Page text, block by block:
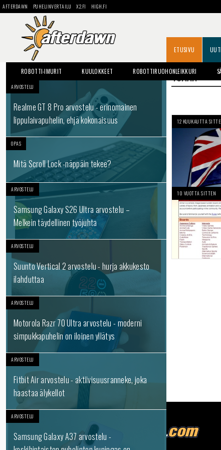
AFTERDAWN PUHELINVERTAILU X2.FI HIGH.FI
ETUSIVU
ROBOTTI-IMURIT KUULOKKEET ROBOTTIRUOHONLEIKKURI
ARVOSTELU
Realme GT 8 Pro arvostelu - erinomainen
lippulaivapuhelin, ehjä kokonaisuus
OPAS
Mitä Scroll Lock -näppäin tekee?
ARVOSTELU
Samsung Galaxy S26 Ultra arvostelu –
Melkein täydellinen työjuhta
ARVOSTELU
Suunto Vertical 2 arvostelu - hurja akkukesto
ilahduttaa
ARVOSTELU
Motorola Razr 70 Ultra arvostelu - moderni
simpukkapuhelin on iloinen yllätys
ARVOSTELU
Fitbit Air arvostelu - aktiivisuusranneke, joka
haastaa älykellot
ARVOSTELU
Samsung Galaxy A37 arvostelu -
4CHAN
12 KUUKAUTTA
10 VUOTTA SITTEN